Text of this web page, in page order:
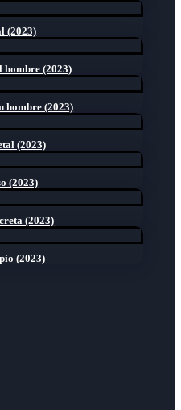
(2023)
hombre (2023)
hombre (2023)
(2023)
(2023)
(2023)
(2023)